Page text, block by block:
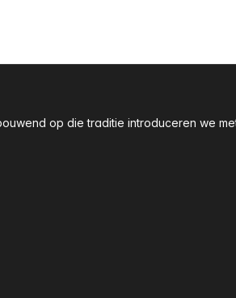
op die traditie introduceren we